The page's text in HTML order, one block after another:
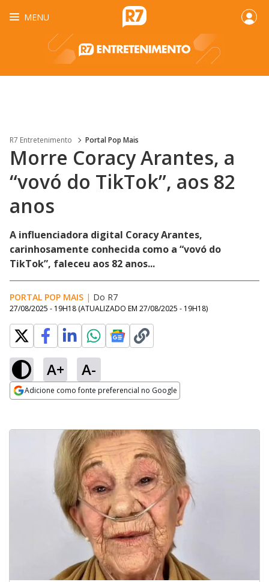
MENU
R7 Entretenimento Portal Pop Mais
Morre Coracy Arantes, a
“vovó do TikTok”, aos 82
anos
A influenciadora digital Coracy Arantes,
carinhosamente conhecida como a “vovó do
TikTok”, faleceu aos 82 anos...
PORTAL POP MAIS | Do R7
27/08/2025 - 19H18 (ATUALIZADO EM 27/08/2025 - 19H18)
A+ A-
Adicione como fonte preferencial no Google